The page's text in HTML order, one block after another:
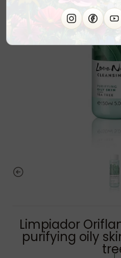
Limpiador
purifying oily